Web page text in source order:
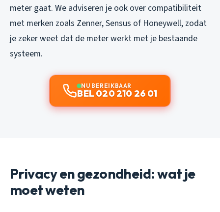
meter gaat. We adviseren je ook over compatibiliteit
met merken zoals Zenner, Sensus of Honeywell, zodat
je zeker weet dat de meter werkt met je bestaande
systeem.
NU BEREIKBAAR
BEL 020 210 26 01
Privacy en gezondheid: wat je
moet weten